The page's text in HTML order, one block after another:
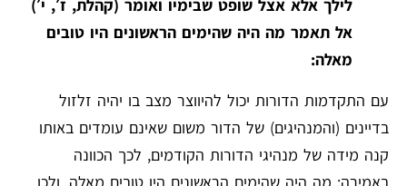
לילך אלא אצל שופט שבימיו ואומר (קהלת, ז׳, י׳)
אל תאמר מה היה שהימים הראשונים היו טובים
מאלה:
עם התקדמות הדורות יכול להיווצר מצב בו יהיה זלזול
בדיינים (והמנהיגים) של הדור משום שאינם עומדים באותו
קנה מידה של מנהיגי הדורות הקודמים, לכך הכוונה
באמירה: מה היה שהימים הראשונים היו טובים מאלה, ולכן